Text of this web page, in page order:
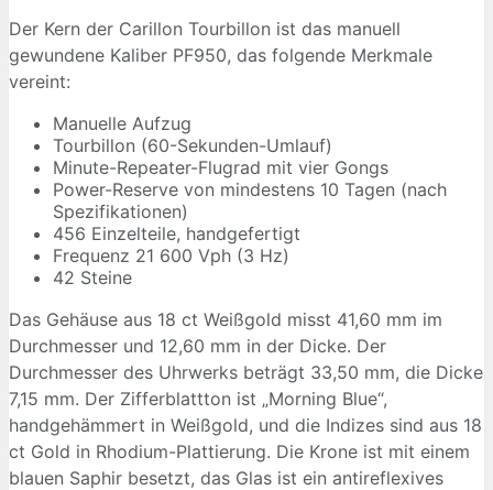
Der Kern der Carillon Tourbillon ist das manuell
gewundene Kaliber PF950, das folgende Merkmale
vereint:
Manuelle Aufzug
Tourbillon (60-Sekunden-Umlauf)
Minute-Repeater-Flugrad mit vier Gongs
Power-Reserve von mindestens 10 Tagen (nach
Spezifikationen)
456 Einzelteile, handgefertigt
Frequenz 21 600 Vph (3 Hz)
42 Steine
Das Gehäuse aus 18 ct Weißgold misst 41,60 mm im
Durchmesser und 12,60 mm in der Dicke. Der
Durchmesser des Uhrwerks beträgt 33,50 mm, die Dicke
7,15 mm. Der Zifferblattton ist „Morning Blue“,
handgehämmert in Weißgold, und die Indizes sind aus 18
ct Gold in Rhodium-Plattierung. Die Krone ist mit einem
blauen Saphir besetzt, das Glas ist ein antireflexives